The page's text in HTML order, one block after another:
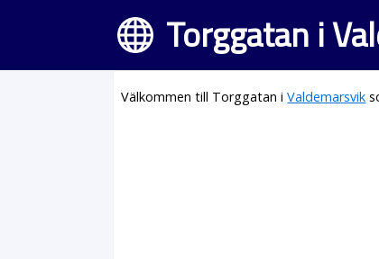
Torggatan i
Välkommen till Torggatan iValdemarsvik